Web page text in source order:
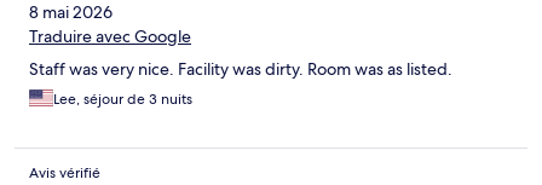
8 mai 2026
Traduire avec Google
Staff was very nice. Facility was dirty. Room was as listed.
Lee, séjour de 3 nuits
Avis vérifié